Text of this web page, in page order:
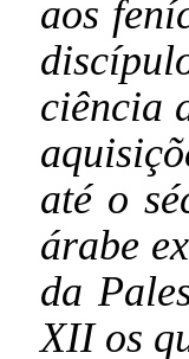
aos
ciência
até o
árabe
da
XII os